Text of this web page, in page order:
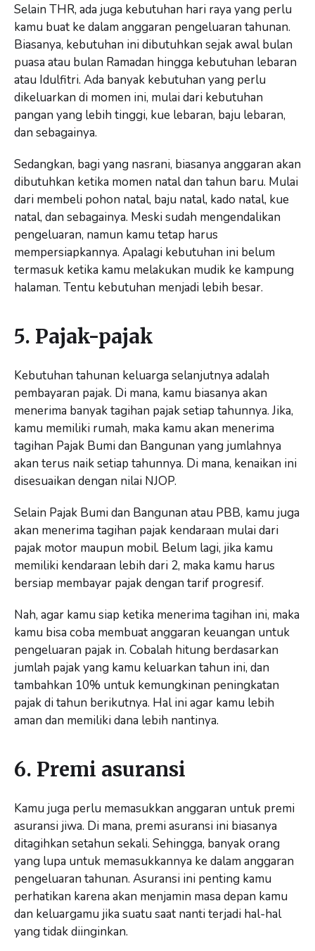
Selain THR, ada juga kebutuhan hari raya yang perlu
kamu buat ke dalam anggaran pengeluaran tahunan.
Biasanya, kebutuhan ini dibutuhkan sejak awal bulan
puasa atau bulan Ramadan hingga kebutuhan lebaran
atau Idulfitri. Ada banyak kebutuhan yang perlu
dikeluarkan di momen ini, mulai dari kebutuhan
pangan yang lebih tinggi, kue lebaran, baju lebaran,
dan sebagainya.
Sedangkan, bagi yang nasrani, biasanya anggaran akan
dibutuhkan ketika momen natal dan tahun baru. Mulai
dari membeli pohon natal, baju natal, kado natal, kue
natal, dan sebagainya. Meski sudah mengendalikan
pengeluaran, namun kamu tetap harus
mempersiapkannya. Apalagi kebutuhan ini belum
termasuk ketika kamu melakukan mudik ke kampung
halaman. Tentu kebutuhan menjadi lebih besar.
5. Pajak-pajak
Kebutuhan tahunan keluarga selanjutnya adalah
pembayaran pajak. Di mana, kamu biasanya akan
menerima banyak tagihan pajak setiap tahunnya. Jika,
kamu memiliki rumah, maka kamu akan menerima
tagihan Pajak Bumi dan Bangunan yang jumlahnya
akan terus naik setiap tahunnya. Di mana, kenaikan ini
disesuaikan dengan nilai NJOP.
Selain Pajak Bumi dan Bangunan atau PBB, kamu juga
akan menerima tagihan pajak kendaraan mulai dari
pajak motor maupun mobil. Belum lagi, jika kamu
memiliki kendaraan lebih dari 2, maka kamu harus
bersiap membayar pajak dengan tarif progresif.
Nah, agar kamu siap ketika menerima tagihan ini, maka
kamu bisa coba membuat anggaran keuangan untuk
pengeluaran pajak in. Cobalah hitung berdasarkan
jumlah pajak yang kamu keluarkan tahun ini, dan
tambahkan 10% untuk kemungkinan peningkatan
pajak di tahun berikutnya. Hal ini agar kamu lebih
aman dan memiliki dana lebih nantinya.
6. Premi asuransi
Kamu juga perlu memasukkan anggaran untuk premi
asuransi jiwa. Di mana, premi asuransi ini biasanya
ditagihkan setahun sekali. Sehingga, banyak orang
yang lupa untuk memasukkannya ke dalam anggaran
pengeluaran tahunan. Asuransi ini penting kamu
perhatikan karena akan menjamin masa depan kamu
dan keluargamu jika suatu saat nanti terjadi hal-hal
yang tidak diinginkan.